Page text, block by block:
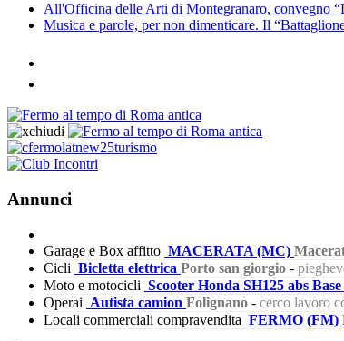
All'Officina delle Arti di Montegranaro, convegno
Musica e parole, per non dimenticare. Il
Annunci
Garage e Box affitto MACERATA (MC)
Cicli Bicletta elettrica Porto san giorgio -
Moto e motocicli Scooter Honda SH125 abs Base
Operai Autista camion Folignano - cerco lavoro
Locali commerciali compravendita FERMO (FM)